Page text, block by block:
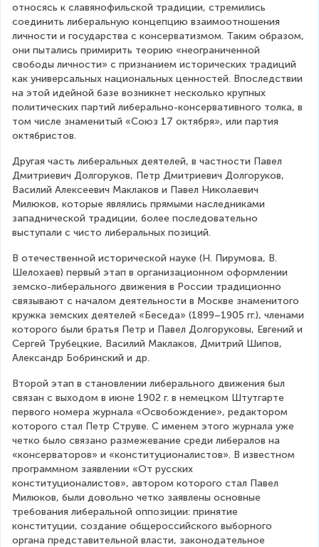
относясь к славянофильской традиции, стремились
соединить либеральную концепцию взаимоотношения
личности и государства с консерватизмом. Таким образом,
они пытались примирить теорию «неограниченной
свободы личности» с признанием исторических традиций
как универсальных национальных ценностей. Впоследствии
на этой идейной базе возникнет несколько крупных
политических партий либерально-консервативного толка, в
том числе знаменитый «Союз 17 октября», или партия
октябристов.
Другая часть либеральных деятелей, в частности Павел
Дмитриевич Долгоруков, Петр Дмитриевич Долгоруков,
Василий Алексеевич Маклаков и Павел Николаевич
Милюков, которые являлись прямыми наследниками
западнической традиции, более последовательно
выступали с чисто либеральных позиций.
В отечественной исторической науке (Н. Пирумова, В.
Шелохаев) первый этап в организационном оформлении
земско-либерального движения в России традиционно
связывают с началом деятельности в Москве знаменитого
кружка земских деятелей «Беседа» (1899–1905 гг.), членами
которого были братья Петр и Павел Долгоруковы, Евгений и
Сергей Трубецкие, Василий Маклаков, Дмитрий Шипов,
Александр Бобринский и др.
Второй этап в становлении либерального движения был
связан с выходом в июне 1902 г. в немецком Штутгарте
первого номера журнала «Освобождение», редактором
которого стал Петр Струве. С именем этого журнала уже
четко было связано размежевание среди либералов на
«консерваторов» и «конституционалистов». В известном
программном заявлении «От русских
конституционалистов», автором которого стал Павел
Милюков, были довольно четко заявлены основные
требования либеральной оппозиции: принятие
конституции, создание общероссийского выборного
органа представительной власти, законодательное